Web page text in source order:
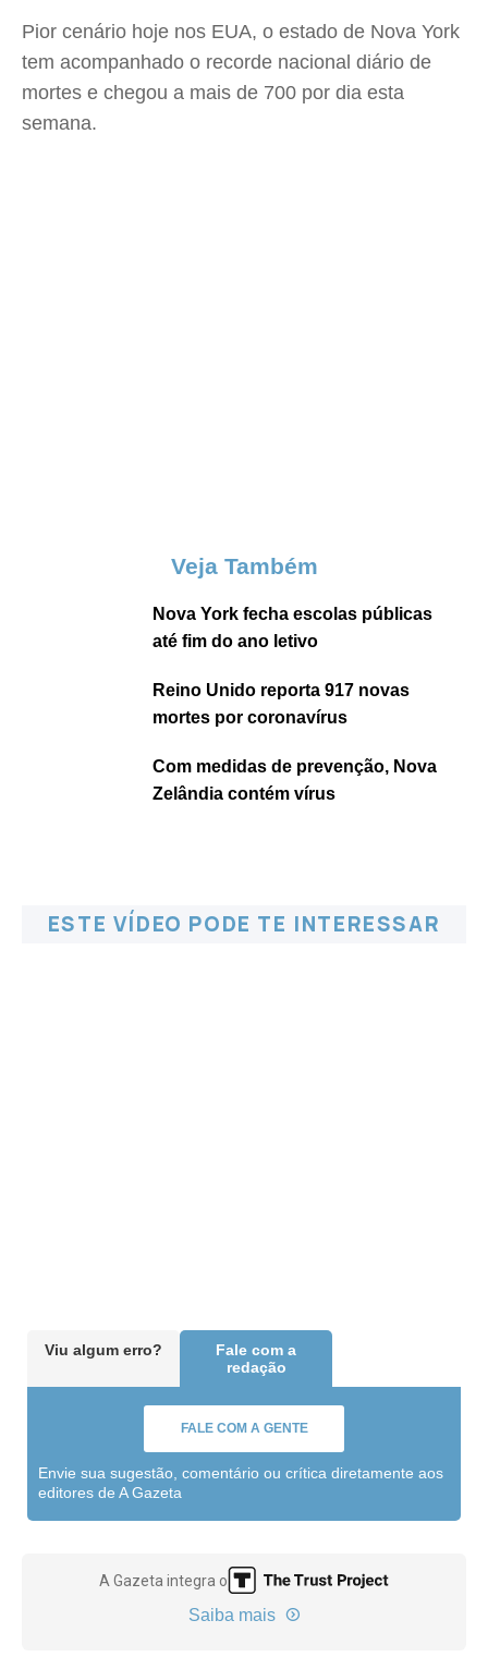
Pior cenário hoje nos EUA, o estado de Nova York
tem acompanhado o recorde nacional diário de
mortes e chegou a mais de 700 por dia esta
semana.
Veja Também
Nova York fecha escolas públicas
até fim do ano letivo
Reino Unido reporta 917 novas
mortes por coronavírus
Com medidas de prevenção, Nova
Zelândia contém vírus
ESTE VÍDEO PODE TE INTERESSAR
Viu algum erro?
Fale com a
redação
FALE COM A GENTE
Envie sua sugestão, comentário ou crítica diretamente aos
editores de A Gazeta
A Gazeta integra o
Saiba mais